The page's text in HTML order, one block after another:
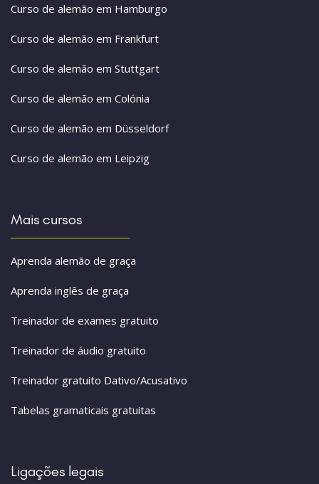
Curso de alemão em Hamburgo
Curso de alemão em Frankfurt
Curso de alemão em Stuttgart
Curso de alemão em Colónia
Curso de alemão em Düsseldorf
Curso de alemão em Leipzig
Mais cursos
Aprenda alemão de graça
Aprenda inglês de graça
Treinador de exames gratuito
Treinador de áudio gratuito
Treinador gratuito Dativo/Acusativo
Tabelas gramaticais gratuitas
Ligações legais